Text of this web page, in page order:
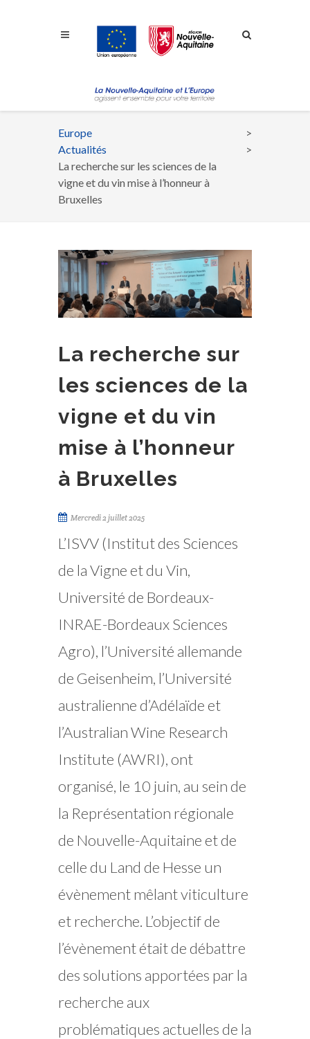
Fil
d'Ariane
Europe
Actualités
La recherche sur les sciences de la
vigne et du vin mise à l’honneur à
Bruxelles
La recherche sur
les sciences de la
vigne et du vin
mise à l’honneur
à Bruxelles
Mercredi 2 juillet 2025
L’ISVV (Institut des Sciences
de la Vigne et du Vin,
Université de Bordeaux-
INRAE-Bordeaux Sciences
Agro), l’Université allemande
de Geisenheim, l’Université
australienne d’Adélaïde et
l’Australian Wine Research
Institute (AWRI), ont
organisé, le 10 juin, au sein de
la Représentation régionale
de Nouvelle-Aquitaine et de
celle du Land de Hesse un
évènement mêlant viticulture
et recherche. L’objectif de
l’évènement était de débattre
des solutions apportées par la
recherche aux
problématiques actuelles de la